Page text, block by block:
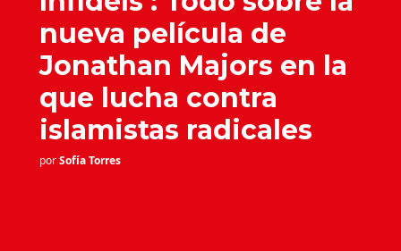
nueva película de
Jonathan Majors en la
que lucha contra
islamistas radicales
porSofía Torres